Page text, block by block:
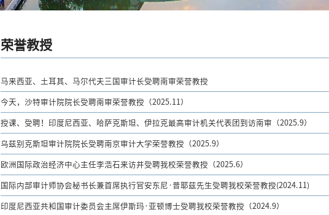
荣誉教授
马来西亚、土耳其、马尔代夫三国审计长受聘南审荣誉教授
今天，沙特审计院院长受聘南审荣誉教授（2025.11）
授课、受聘！印度尼西亚、哈萨克斯坦、伊拉克最高审计机关代表团到访南审（2025.9）
乌兹别克斯坦审计院院长受聘南京审计大学荣誉教授（2025.9）
欧洲国际政治经济中心主任李浩石来访并受聘我校荣誉教授（2025.6）
国际内部审计师协会秘书长兼首席执行官安东尼·普耶兹先生受聘我校荣誉教授(2024.11)
印度尼西亚共和国审计委员会主席伊斯玛·亚顿博士受聘我校荣誉教授（2024.9）